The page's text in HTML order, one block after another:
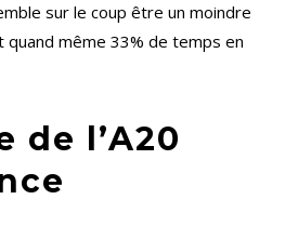
sur le coup être un moindre
quand même 33% de temps en
de l’A20